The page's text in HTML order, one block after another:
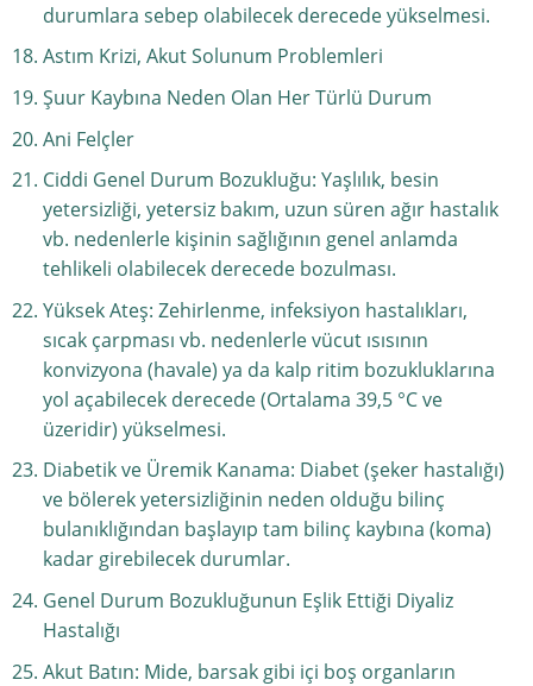
durumlara sebep olabilecek derecede yükselmesi.
Astım Krizi, Akut Solunum Problemleri
Şuur Kaybına Neden Olan Her Türlü Durum
Ani Felçler
Ciddi Genel Durum Bozukluğu: Yaşlılık, besin
yetersizliği, yetersiz bakım, uzun süren ağır hastalık
vb. nedenlerle kişinin sağlığının genel anlamda
tehlikeli olabilecek derecede bozulması.
Yüksek Ateş: Zehirlenme, infeksiyon hastalıkları,
sıcak çarpması vb. nedenlerle vücut ısısının
konvizyona (havale) ya da kalp ritim bozukluklarına
yol açabilecek derecede (Ortalama 39,5 °C ve
üzeridir) yükselmesi.
Diabetik ve Üremik Kanama: Diabet (şeker hastalığı)
ve bölerek yetersizliğinin neden olduğu bilinç
bulanıklığından başlayıp tam bilinç kaybına (koma)
kadar girebilecek durumlar.
Genel Durum Bozukluğunun Eşlik Ettiği Diyaliz
Hastalığı
Akut Batın: Mide, barsak gibi içi boş organların